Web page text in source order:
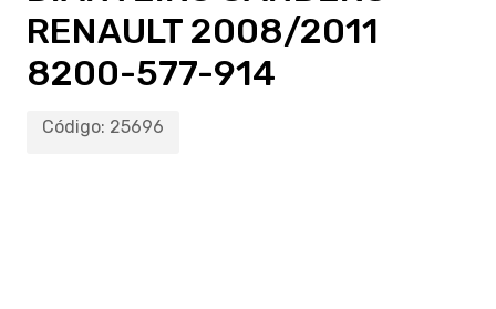
RENAULT 2008/2011
8200-577-914
Código: 25696